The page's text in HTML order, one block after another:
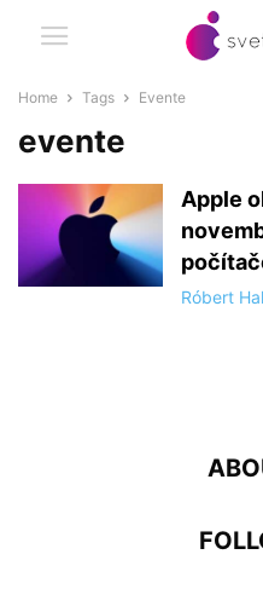
Home Tags Evente
evente
Apple
Róbert